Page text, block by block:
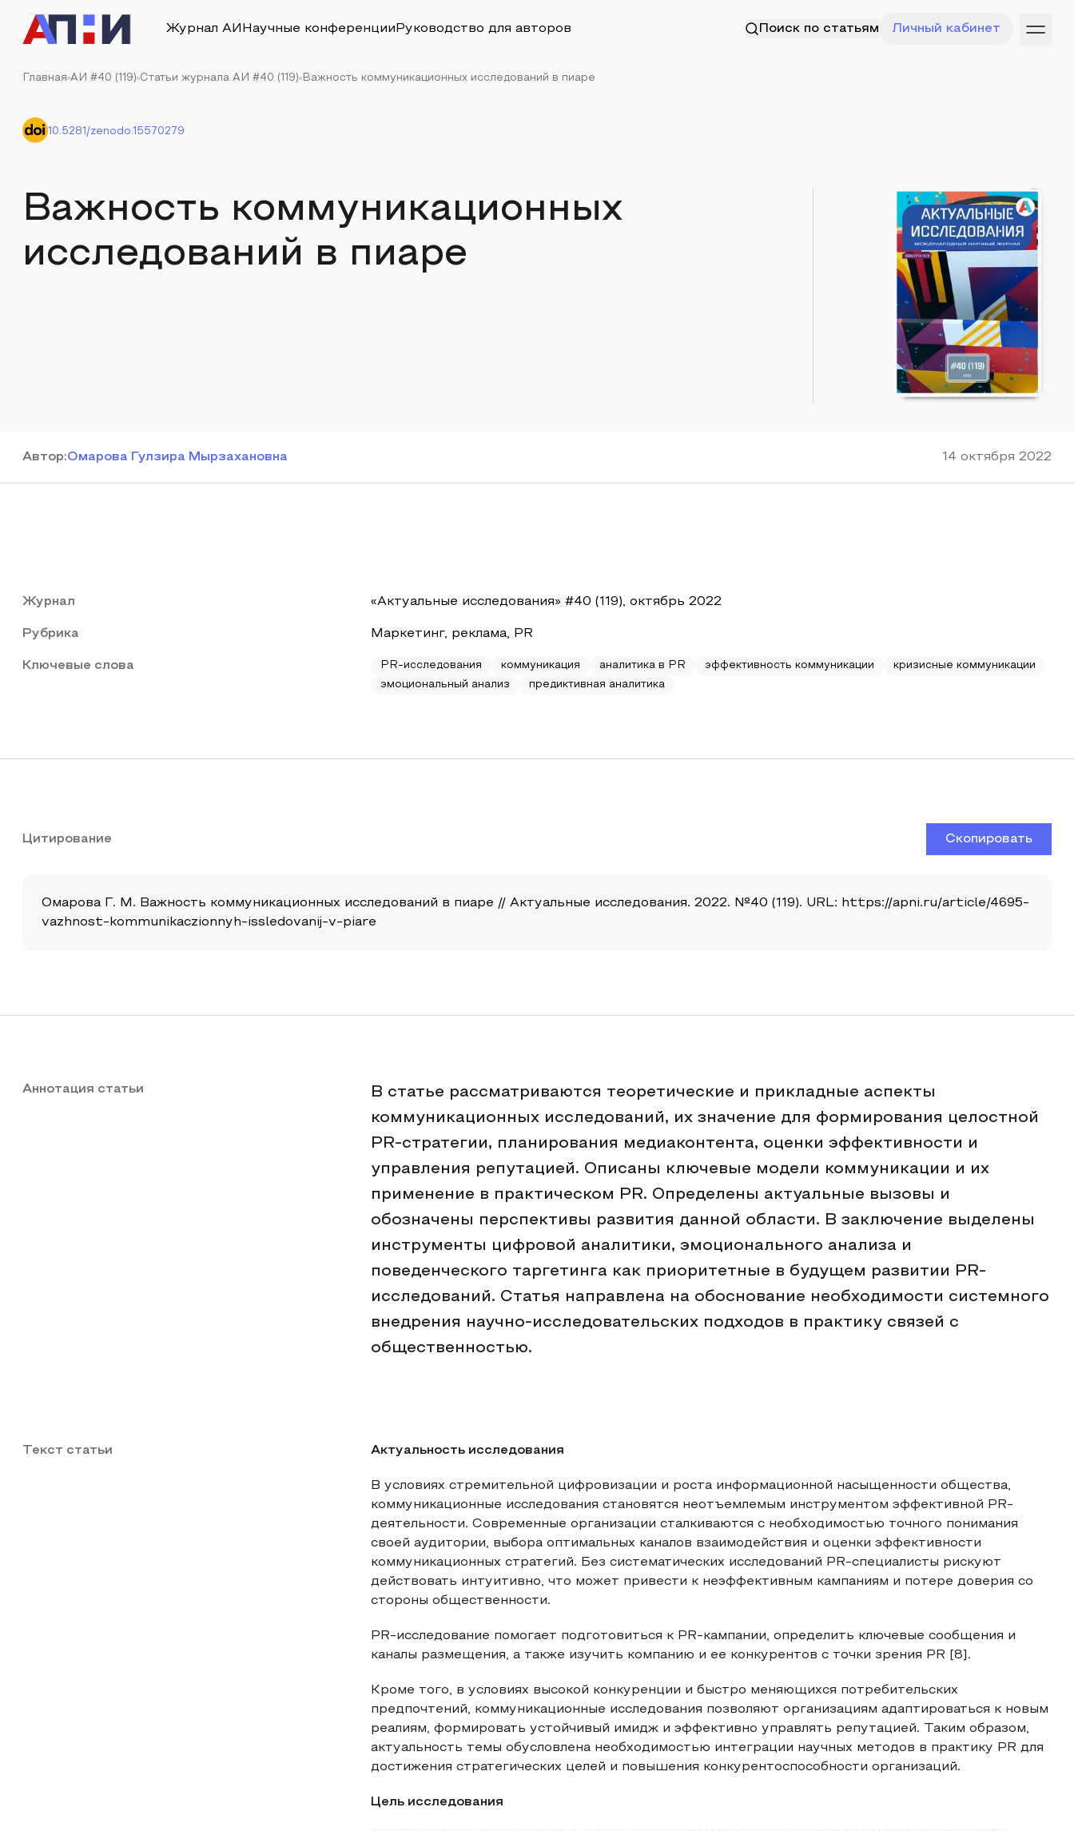
Журнал АИ Научные конференции Руководство для авторов Поиск по статьям Личный кабинет
Главная АИ #40 (119) Статьи журнала АИ #40 (119) Важность коммуникационных исследований в пиаре
10.5281/zenodo.15570279
Важность коммуникационных
исследований в пиаре
Автор:Омарова Гулзира Мырзахановна 14 октября 2022
Журнал «Актуальные исследования» #40 (119), октябрь 2022
Рубрика Маркетинг, реклама, PR
Ключевые слова PR-исследования коммуникация аналитика в PR эффективность коммуникации
кризисные коммуникации
эмоциональный анализ
предиктивная аналитика
Цитирование Скопировать
Омарова Г. М. Важность коммуникационных исследований в пиаре // Актуальные исследования. 2022. №40 (119). URL: https://apni.ru/article/4695-
vazhnost-kommunikaczionnyh-issledovanij-v-piare
Аннотация статьи
В статье рассматриваются теоретические и прикладные аспекты
коммуникационных исследований, их значение для формирования целостной
PR-стратегии, планирования медиаконтента, оценки эффективности и
управления репутацией. Описаны ключевые модели коммуникации и их
применение в практическом PR. Определены актуальные вызовы и
обозначены перспективы развития данной области. В заключение выделены
инструменты цифровой аналитики, эмоционального анализа и
поведенческого таргетинга как приоритетные в будущем развитии PR-
исследований. Статья направлена на обоснование необходимости системного
внедрения научно-исследовательских подходов в практику связей с
общественностью.
Текст статьи Актуальность исследования
В условиях стремительной цифровизации и роста информационной насыщенности общества,
коммуникационные исследования становятся неотъемлемым инструментом эффективной PR-
деятельности. Современные организации сталкиваются с необходимостью точного понимания
своей аудитории, выбора оптимальных каналов взаимодействия и оценки эффективности
коммуникационных стратегий. Без систематических исследований PR-специалисты рискуют
действовать интуитивно, что может привести к неэффективным кампаниям и потере доверия со
стороны общественности.
PR-исследование помогает подготовиться к PR-кампании, определить ключевые сообщения и
каналы размещения, а также изучить компанию и ее конкурентов с точки зрения PR [8].
Кроме того, в условиях высокой конкуренции и быстро меняющихся потребительских
предпочтений, коммуникационные исследования позволяют организациям адаптироваться к новым
реалиям, формировать устойчивый имидж и эффективно управлять репутацией. Таким образом,
актуальность темы обусловлена необходимостью интеграции научных методов в практику PR для
достижения стратегических целей и повышения конкурентоспособности организаций.
Цель исследования